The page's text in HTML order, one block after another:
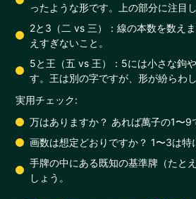
ったような形です。上の部分に注目
2と3（二 vs 三）：線の本数を数え
えすぎないこと。
5と王（五 vs 王）：5には小さな鉤
す。王は別の字ですが、形が紛らわ
実用チェック:
万はありますか？ あれば萬子の1〜9
画数は想定どおりですか？ 1〜3は特
手牌の中にある既知の基準牌（たと
しょう。